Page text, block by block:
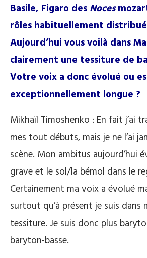
Basile, Figaro des Noces
rôles habituellement
Aujourd’hui vous voilà dans
clairement une tessiture de
Votre voix a donc évolué ou
exceptionnellement longue ?
Mikhaïl Timoshenko : En fait j’ai
mes tout débuts, mais je ne l’ai
scène. Mon ambitus aujourd’hui
grave et le sol/la bémol dans le
Certainement ma voix a évolué
surtout qu’à présent je suis dans
tessiture. Je suis donc plus
baryton-basse.